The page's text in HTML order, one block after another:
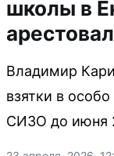
школы в
Владимир
взятки в
СИЗО до июня